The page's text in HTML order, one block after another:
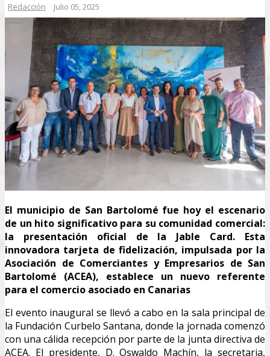
Redacción Julio 05, 2025
El municipio de San Bartolomé fue hoy el escenario
de un hito significativo para su comunidad comercial:
la presentación oficial de la Jable Card. Esta
innovadora tarjeta de fidelización, impulsada por la
Asociación de Comerciantes y Empresarios de San
Bartolomé (ACEA), establece un nuevo referente
para el comercio asociado en Canarias
El evento inaugural se llevó a cabo en la sala principal de
la Fundación Curbelo Santana, donde la jornada comenzó
con una cálida recepción por parte de la junta directiva de
ACEA. El presidente, D. Oswaldo Machín, la secretaria,